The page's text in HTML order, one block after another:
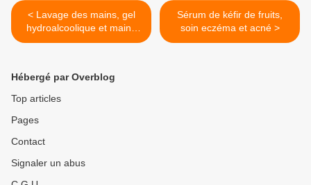
< Lavage des mains, gel
hydroalcoolique et mains
sèches
Sérum de kéfir de fruits,
soin eczéma et acné >
Hébergé par Overblog
Top articles
Pages
Contact
Signaler un abus